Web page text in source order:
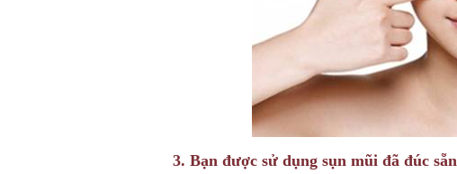
3. Bạn được sử dụng sụn mũi đã đúc sẵn